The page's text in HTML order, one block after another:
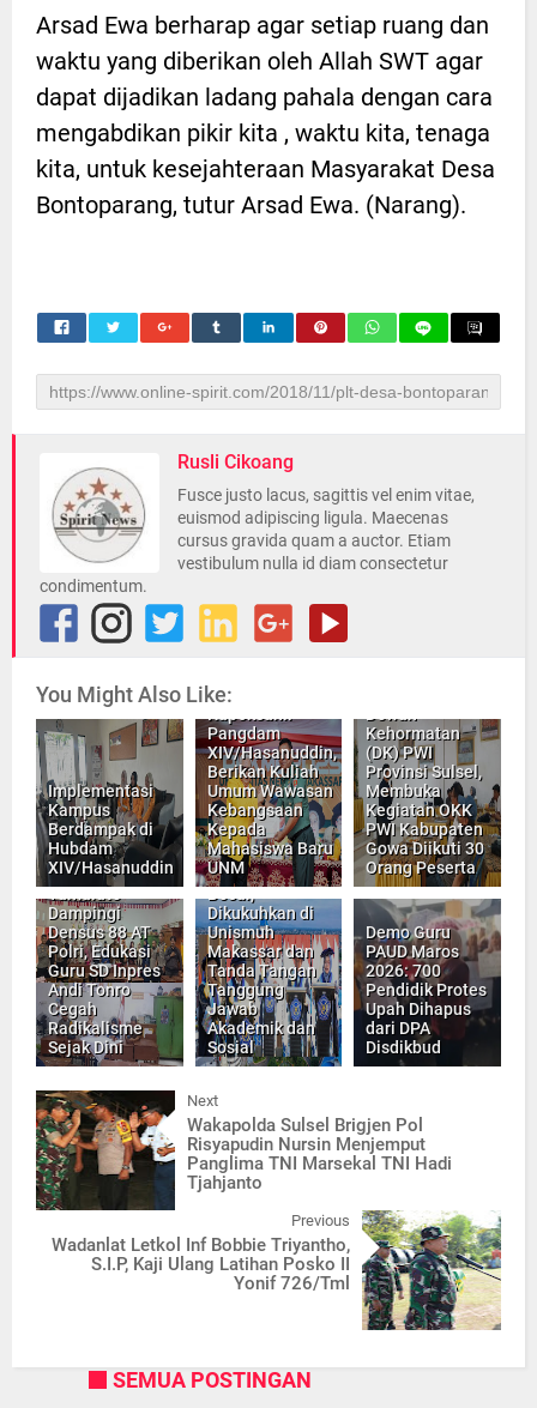
Arsad Ewa berharap agar setiap ruang dan
waktu yang diberikan oleh Allah SWT agar
dapat dijadikan ladang pahala dengan cara
mengabdikan pikir kita , waktu kita, tenaga
kita, untuk kesejahteraan Masyarakat Desa
Bontoparang, tutur Arsad Ewa. (Narang).
Rusli Cikoang
Fusce justo lacus, sagittis vel enim vitae,
euismod adipiscing ligula. Maecenas
cursus gravida quam a auctor. Etiam
vestibulum nulla id diam consectetur
condimentum.
You Might Also Like:
Implementasi
Kampus
Berdampak di
Hubdam
XIV/Hasanuddin
Pangdam
XIV/Hasanuddin,
Berikan Kuliah
Umum Wawasan
Kebangsaan
Kepada
Mahasiswa Baru
UNM
Kehormatan
(DK) PWI
Provinsi Sulsel,
Membuka
Kegiatan OKK
PWI Kabupaten
Gowa Diikuti 30
Orang Peserta
Polsek
Dampingi
Densus 88 AT
Polri, Edukasi
Guru SD Inpres
Andi Tonro
Cegah
Radikalisme
Sejak Dini
Lima Guru
Dikukuhkan di
Unismuh
Makassar dan
Tanda Tangan
Tanggung
Jawab
Akademik dan
Sosial
Demo Guru
PAUD Maros
2026: 700
Pendidik Protes
Upah Dihapus
dari DPA
Disdikbud
Next
Wakapolda Sulsel Brigjen Pol
Risyapudin Nursin Menjemput
Panglima TNI Marsekal TNI Hadi
Tjahjanto
Previous
Wadanlat Letkol Inf Bobbie Triyantho,
S.I.P, Kaji Ulang Latihan Posko II
Yonif 726/Tml
SEMUA POSTINGAN